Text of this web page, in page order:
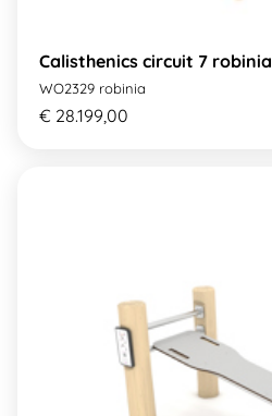
Calisthenics circuit 7 robinia
WO2329 robinia
€ 28.199,00